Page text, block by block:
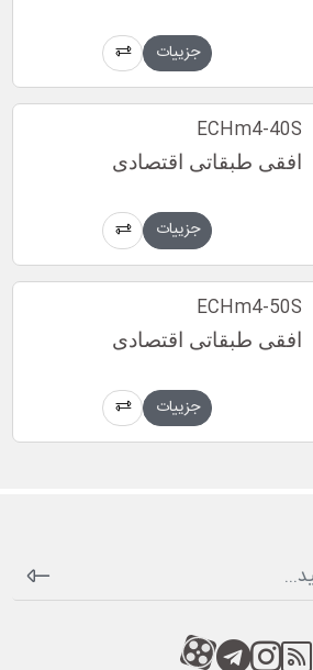
جزییات
ECHm4-40S
افقی طبقاتی اقتصادی
جزییات
ECHm4-50S
افقی طبقاتی اقتصادی
جزییات
RSS
کانال آپارات
کانال تلگرام
کانال آپارات